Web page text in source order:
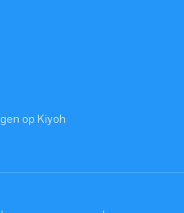
op Kiyoh